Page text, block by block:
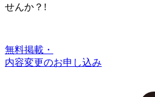
せんか？!
無料掲載・
内容変更のお申し込み